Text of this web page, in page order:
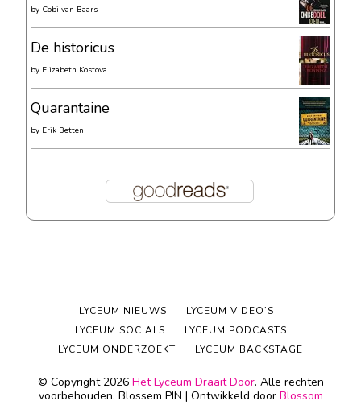
by Cobi van Baars
De historicus
by Elizabeth Kostova
Quarantaine
by Erik Betten
© Copyright 2026 Het Lyceum Draait Door. Alle rechten
voorbehouden. Blossem PIN | Ontwikkeld door Blossom
LYCEUM NIEUWS
LYCEUM VIDEO’S
LYCEUM SOCIALS
LYCEUM PODCASTS
LYCEUM ONDERZOEKT
LYCEUM BACKSTAGE